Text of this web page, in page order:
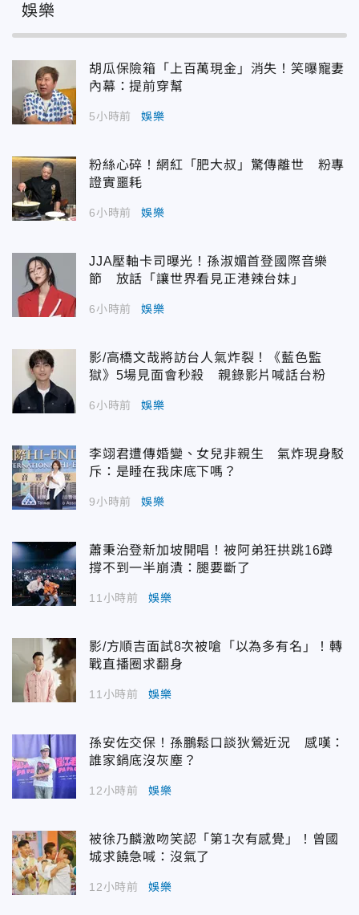
娛樂
胡瓜保險箱「上百萬現金」消失！笑曝寵妻
內幕：提前穿幫
5小時前 娛樂
粉絲心碎！網紅「肥大叔」驚傳離世 粉專
證實噩耗
6小時前 娛樂
JJA壓軸卡司曝光！孫淑媚首登國際音樂
節 放話「讓世界看見正港辣台妹」
6小時前 娛樂
影/高橋文哉將訪台人氣炸裂！《藍色監
獄》5場見面會秒殺 親錄影片喊話台粉
6小時前 娛樂
李翊君遭傳婚變、女兒非親生 氣炸現身駁
斥：是睡在我床底下嗎？
9小時前 娛樂
蕭秉治登新加坡開唱！被阿弟狂拱跳16蹲
撐不到一半崩潰：腿要斷了
11小時前 娛樂
影/方順吉面試8次被嗆「以為多有名」！轉
戰直播圈求翻身
11小時前 娛樂
孫安佐交保！孫鵬鬆口談狄鶯近況 感嘆：
誰家鍋底沒灰塵？
12小時前 娛樂
被徐乃麟激吻笑認「第1次有感覺」！曾國
城求饒急喊：沒氣了
12小時前 娛樂